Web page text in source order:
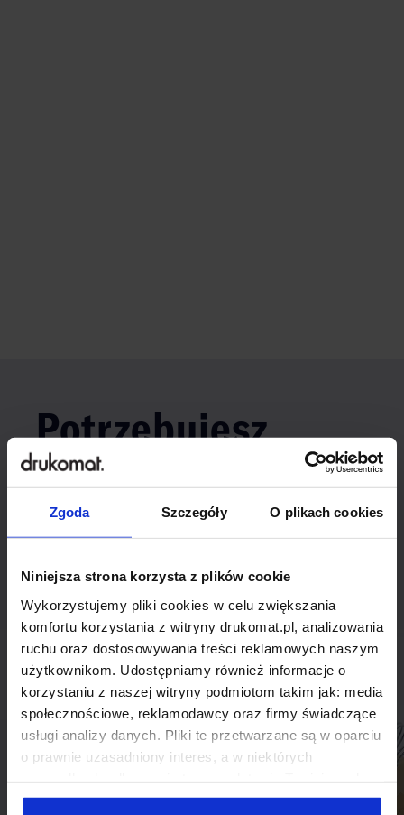
Zgoda Szczegóły O plikach cookies
Niniejsza strona korzysta z plików cookie
Wykorzystujemy pliki cookies w celu zwiększania
komfortu korzystania z witryny drukomat.pl, analizowania
ruchu oraz dostosowywania treści reklamowych naszym
użytkownikom. Udostępniamy również informacje o
korzystaniu z naszej witryny podmiotom takim jak: media
społecznościowe, reklamodawcy oraz firmy świadczące
usługi analizy danych. Pliki te przetwarzane są w oparciu
o prawnie uzasadniony interes, a w niektórych
Niektóre z plików cookies dostarczane i przetwarzane są
Potrzebujesz
indywidualnego
rozwiązania?
produkt niestandardowy.
Skontaktuj się